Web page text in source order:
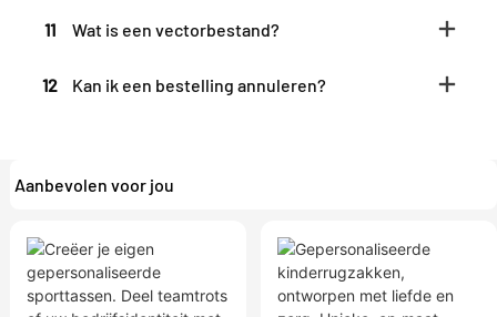
11 Wat is een vectorbestand?
12 Kan ik een bestelling annuleren?
Aanbevolen voor jou